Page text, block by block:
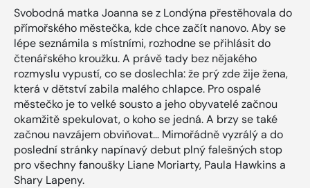
Svobodná matka Joanna se z Londýna přestěhovala do
přímořského městečka, kde chce začít nanovo. Aby se
lépe seznámila s místními, rozhodne se přihlásit do
čtenářského kroužku. A právě tady bez nějakého
rozmyslu vypustí, co se doslechla: že prý zde žije žena,
která v dětství zabila malého chlapce. Pro ospalé
městečko je to velké sousto a jeho obyvatelé začnou
okamžitě spekulovat, o koho se jedná. A brzy se také
začnou navzájem obviňovat… Mimořádně vyzrálý a do
poslední stránky napínavý debut plný falešných stop
pro všechny fanoušky Liane Moriarty, Paula Hawkins a
Shary Lapeny.